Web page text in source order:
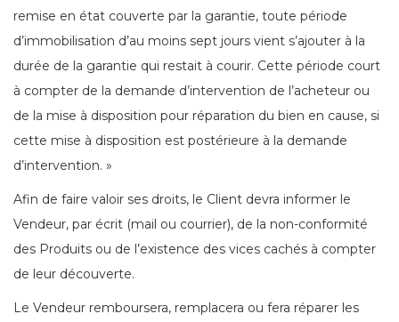
remise en état couverte par la garantie, toute période
d’immobilisation d’au moins sept jours vient s’ajouter à la
durée de la garantie qui restait à courir. Cette période court
à compter de la demande d’intervention de l’acheteur ou
de la mise à disposition pour réparation du bien en cause, si
cette mise à disposition est postérieure à la demande
d’intervention. »
Afin de faire valoir ses droits, le Client devra informer le
Vendeur, par écrit (mail ou courrier), de la non-conformité
des Produits ou de l’existence des vices cachés à compter
de leur découverte.
Le Vendeur remboursera, remplacera ou fera réparer les